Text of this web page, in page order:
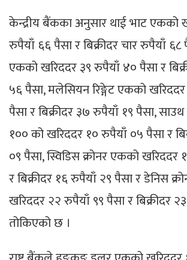
केन्द्रीय बैंकका अनुसार थाई भाट एकको
रुपैयाँ ६६ पैसा र बिक्रीदर चार रुपैयाँ ६८
एकको खरिददर ३९ रुपैयाँ ४० पैसा र
५६ पैसा, मलेसियन रिङ्गेट एकको
पैसा र बिक्रीदर ३७ रुपैयाँ १९ पैसा,
१०० को खरिददर १० रुपैयाँ ०५ पैसा र
०९ पैसा, स्विडिस क्रोनर एकको
र बिक्रीदर १६ रुपैयाँ २९ पैसा र डेनिस
खरिददर २२ रुपैयाँ ९९ पैसा र बिक्रीदर
तोकिएको छ ।